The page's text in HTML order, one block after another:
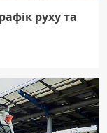
руху та